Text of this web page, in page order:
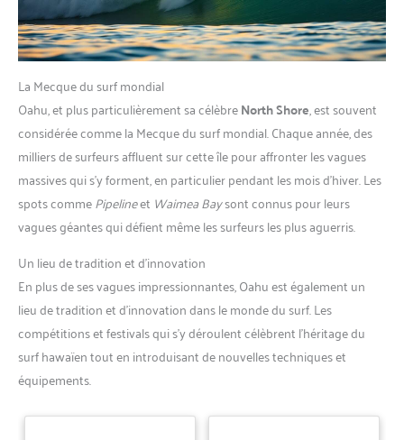
La Mecque du surf mondial
Oahu, et plus particulièrement sa célèbreNorth Shore, est souvent
considérée comme la Mecque du surf mondial. Chaque année, des
milliers de surfeurs affluent sur cette île pour affronter les vagues
massives qui s’y forment, en particulier pendant les mois d’hiver. Les
spots commePipelineet Waimea Baysont connus pour leurs
vagues géantes qui défient même les surfeurs les plus aguerris.
Un lieu de tradition et d’innovation
En plus de ses vagues impressionnantes, Oahu est également un
lieu de tradition et d’innovation dans le monde du surf. Les
compétitions et festivals qui s’y déroulent célèbrent l’héritage du
surf hawaïen tout en introduisant de nouvelles techniques et
équipements.